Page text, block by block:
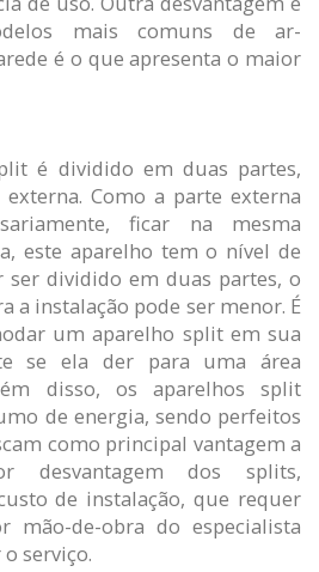
mais comuns de ar-
é o que apresenta o maior
é dividido em duas partes,
Como a parte externa
ficar na mesma
este aparelho tem o nível de
ser dividido em duas partes, o
a instalação pode ser menor. É
um aparelho split em sua
se ela der para uma área
disso, os aparelhos split
de energia, sendo perfeitos
como principal vantagem a
desvantagem dos splits,
de instalação, que requer
mão-de-obra do especialista
serviço.